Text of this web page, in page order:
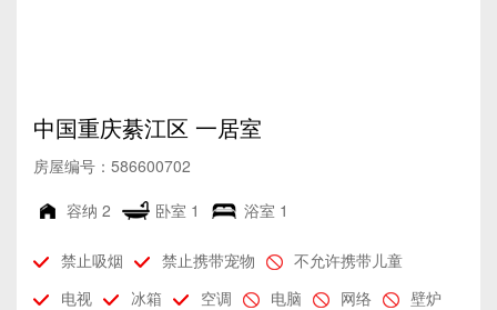
中国重庆綦江区 一居室
房屋编号：586600702
容纳 2 卧室 1 浴室 1
禁止吸烟 禁止携带宠物
不允许携带儿童
电视
冰箱 空调 电脑 网络 壁炉